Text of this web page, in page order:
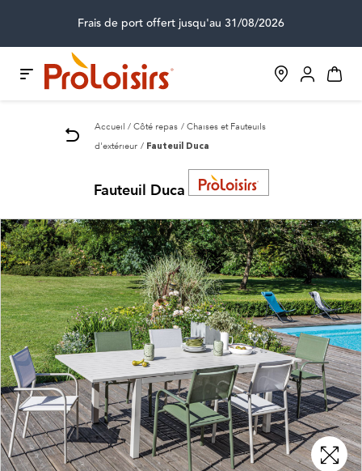
Frais de port offert jusqu'au 31/08/2026
Accueil Côté repas
Chaises et Fauteuils
d'extérieur
Fauteuil Duca
Fauteuil Duca